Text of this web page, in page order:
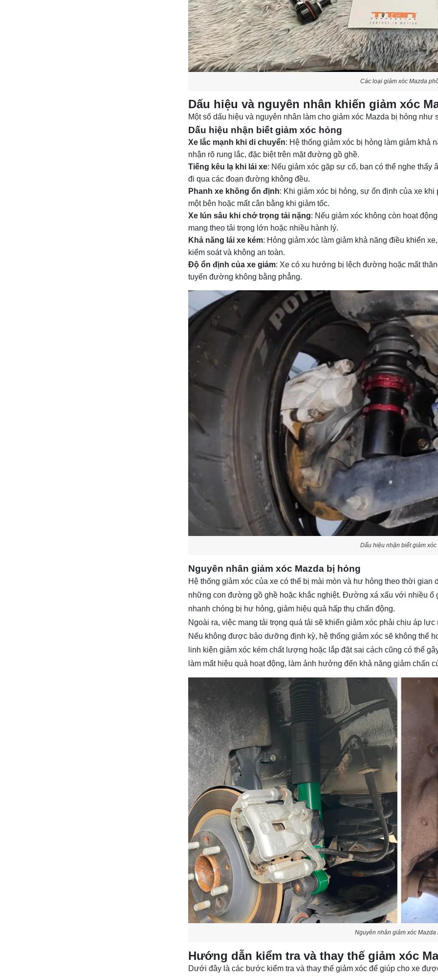
Các loại giảm xóc Mazda
Dấu hiệu và nguyên nhân khiến giảm xóc
Một số dấu hiệu và nguyên nhân làm cho giảm xóc Mazda bị hỏng như
Dấu hiệu nhận biết giảm xóc hỏng
Xe lắc mạnh khi di chuyển: Hệ thống giảm xóc bị hỏng làm giảm khả
nhận rõ rung lắc, đặc biệt trên mặt đường gồ ghề.
Tiếng kêu lạ khi lái xe: Nếu giảm xóc gặp sự cố, bạn có thể nghe thấy
đi qua các đoạn đường không đều.
Phanh xe không ổn định: Khi giảm xóc bị hỏng, sự ổn định của xe
một bên hoặc mất cân bằng khi giảm tốc.
Xe lún sâu khi chở trọng tải nặng: Nếu giảm xóc không còn hoạt
mang theo tải trọng lớn hoặc nhiều hành lý.
Khả năng lái xe kém: Hỏng giảm xóc làm giảm khả năng điều khiển
kiểm soát và không an toàn.
Độ ổn định của xe giảm: Xe có xu hướng bị lệch đường hoặc mất
tuyến đường không bằng phẳng.
Dấu hiệu nhận biết giảm xóc
Nguyên nhân giảm xóc Mazda bị hỏng
Hệ thống giảm xóc của xe có thể bị mài mòn và hư hỏng theo thời gian
những con đường gồ ghề hoặc khắc nghiệt. Đường xá xấu với nhiều ổ
nhanh chóng bị hư hỏng, giảm hiệu quả hấp thụ chấn động.
Ngoài ra, việc mang tải trọng quá tải sẽ khiến giảm xóc phải chịu áp
Nếu không được bảo dưỡng định kỳ, hệ thống giảm xóc sẽ không thể
linh kiện giảm xóc kém chất lượng hoặc lắp đặt sai cách cũng có thể
làm mất hiệu quả hoạt động, làm ảnh hưởng đến khả năng giảm chấn
Nguyên nhân giảm xóc Mazda
Hướng dẫn kiểm tra và thay thế giảm xóc
Dưới đây là các bước kiểm tra và thay thế giảm xóc để giúp cho xe